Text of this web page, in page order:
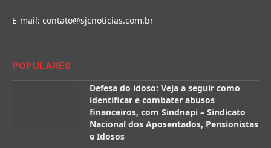
E-mail: contato@sjcnoticias.com.br
POPULARES
Defesa do idoso: Veja a seguir como
identificar e combater abusos
financeiros, com Sindnapi – Sindicato
Nacional dos Aposentados, Pensionistas
e Idosos